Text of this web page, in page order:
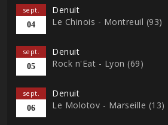
sept.
04
Denuit
Le Chinois - Montreuil (93)
sept.
05
Denuit
Rock n'Eat - Lyon (69)
sept.
06
Denuit
Le Molotov - Marseille (13)